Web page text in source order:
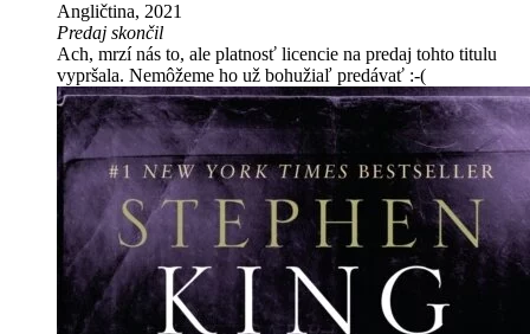
Angličtina, 2021
Predaj skončil
Ach, mrzí nás to, ale platnosť licencie na predaj tohto titulu
vypršala. Nemôžeme ho už bohužiaľ predávať :-(